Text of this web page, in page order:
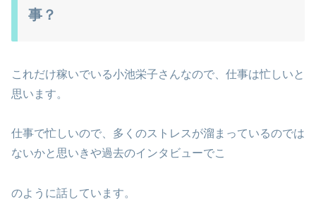
事？
これだけ稼いでいる小池栄子さんなので、仕事は忙しいと
思います。
仕事で忙しいので、多くのストレスが溜まっているのでは
ないかと思いきや過去のインタビューでこ
のように話しています。